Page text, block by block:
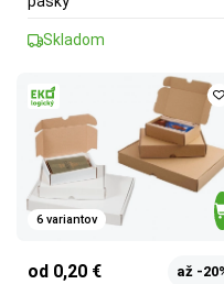
Skladom
6 variantov
od 0,20 € až -